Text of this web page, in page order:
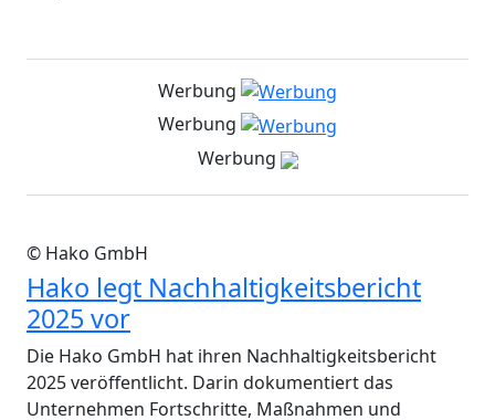
Werbung
Werbung
Werbung
© Hako GmbH
Hako legt Nachhaltigkeitsbericht
2025 vor
Die Hako GmbH hat ihren Nachhaltigkeitsbericht
2025 veröffentlicht. Darin dokumentiert das
Unternehmen Fortschritte, Maßnahmen und